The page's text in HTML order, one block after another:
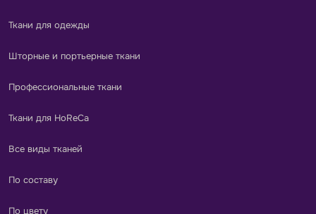
Ткани для одежды
Шторные и портьерные ткани
Профессиональные ткани
Ткани для HoReCa
Все виды тканей
По составу
По цвету